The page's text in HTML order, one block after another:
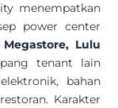
menempatkan
power center
Megastore, Lulu
tenant lain
bahan
Karakter